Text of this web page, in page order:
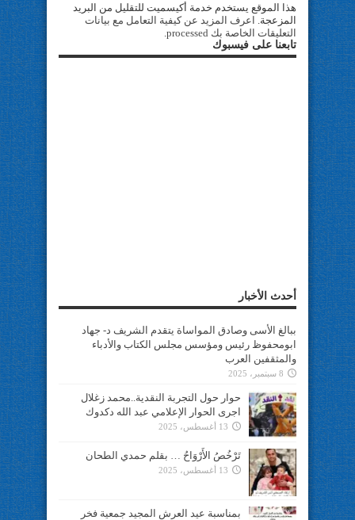
هذا الموقع يستخدم خدمة أكيسميت للتقليل من البريد
المزعجة. اعرف المزيد عن كيفية التعامل مع بيانات
التعليقات الخاصة بك processed
تابعنا على فيسبوك
أحدث الأخبار
ببالغ الأسى وصادق المواساة يتقدم الشريف د- جهاد
ابومحفوظ رئيس ومؤسس مجلس الكتاب والأدباء
والمثقفين العرب
8 سبتمبر، 2025
حوار حول التجربة النقدية..محمد زغلال
اجرى الحوار الإعلامي عبد الله دكدوك
13 أغسطس، 2025
تَرْخُصُ الأَرْوَاحُ … بقلم حمدي الطحان
13 أغسطس، 2025
بمناسبة عيد العرش المجيد جمعية فخر